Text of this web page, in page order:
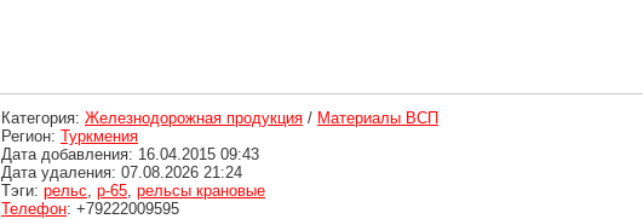
Категория: Железнодорожная продукция / Материалы ВСП
Регион: Туркмения
Дата добавления: 16.04.2015 09:43
Дата удаления: 07.08.2026 21:24
Тэги: рельс р-65 рельсы крановые
Телефон: +79222009595